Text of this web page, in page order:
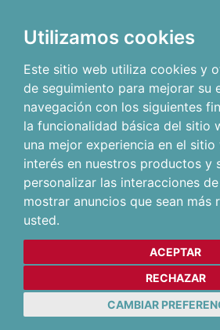
Utilizamos cookies
Este sitio web utiliza cookies y
de seguimiento para mejorar su
navegación con los siguientes
la funcionalidad básica del sitio
una mejor experiencia en el sitio
interés en nuestros productos y
personalizar las interacciones
mostrar anuncios que sean más
usted.
ACEPTAR
RECHAZAR
CAMBIAR